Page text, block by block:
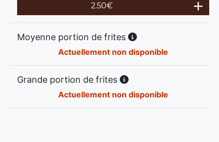
2.50€
Moyenne portion de frites
Actuellement non disponible
Grande portion de frites
Actuellement non disponible